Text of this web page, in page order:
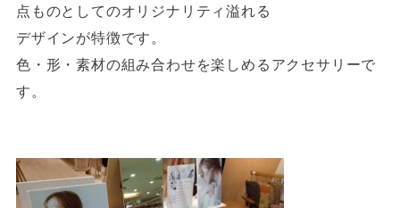
点ものとしてのオリジナリティ溢れる
デザインが特徴です。
色・形・素材の組み合わせを楽しめるアクセサリーで
す。